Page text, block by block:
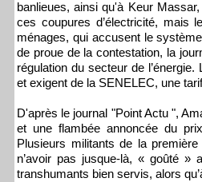
banlieues, ainsi qu'à Keur
ces coupures d’électricité, mais
ménages, qui accusent le
de proue de la contestation, la
régulation du secteur de
et exigent de la SENELEC, une
D'après le journal "Point Actu ",
et une flambée annoncée du
Plusieurs militants de la
n’avoir pas jusque-là, « goûté »
transhumants bien servis, alors